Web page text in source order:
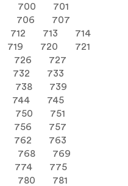
700
701
706
707
712 713
714
719 720
721
726
727
732
733
738
739
744
745
750
751
756
757
762
763
768
769
774
775
780
781